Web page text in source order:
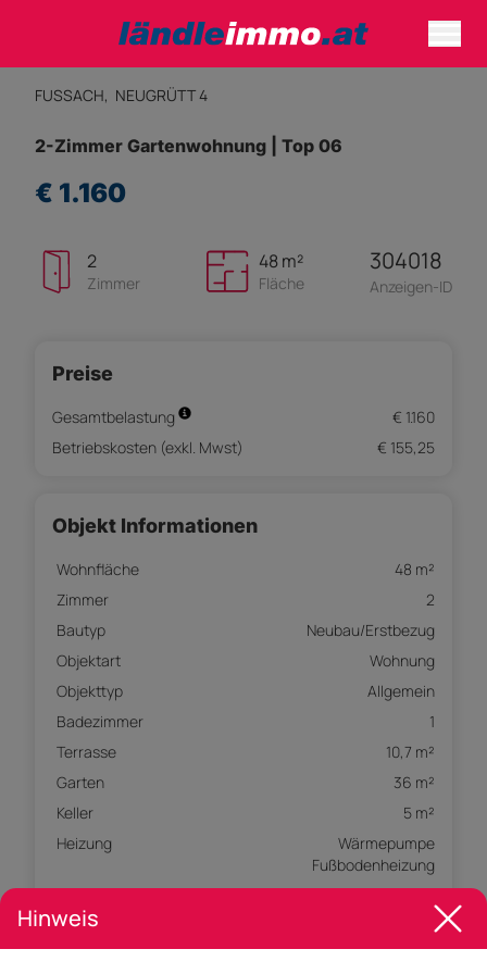
FUSSACH, NEUGRÜTT 4
2-Zimmer Gartenwohnung | Top 06
€ 1.160
2
Zimmer
48 m²
Fläche
304018
Anzeigen-ID
Preise
Gesamtbelastung
€ 1.160
Betriebskosten (exkl. Mwst)
€ 155,25
Objekt Informationen
Wohnfläche
48 m²
Zimmer
2
Bautyp
Neubau/Erstbezug
Objektart
Wohnung
Objekttyp
Allgemein
Badezimmer
1
Terrasse
10,7 m²
Garten
36 m²
Keller
5 m²
Heizung
Wärmepumpe
Fußbodenheizung
ID
Parkplatz (Tief-)Garage
Hinweis